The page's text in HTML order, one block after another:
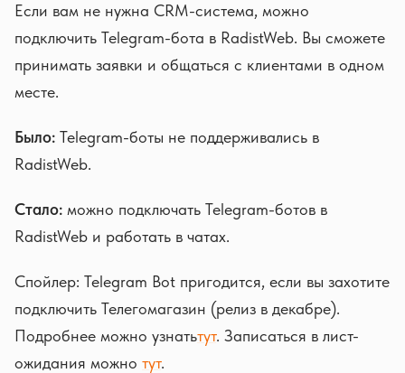
Если вам не нужна CRM-система, можно
подключить Telegram-бота в RadistWeb. Вы сможете
принимать заявки и общаться с клиентами в одном
месте.
Было: Telegram-боты не поддерживались в
RadistWeb.
Стало: можно подключать Telegram-ботов в
RadistWeb и работать в чатах.
Спойлер: Telegram Bot пригодится, если вы захотите
подключить Телегомагазин (релиз в декабре).
Подробнее можно узнатьтут. Записаться в лист-
ожидания можно тут.